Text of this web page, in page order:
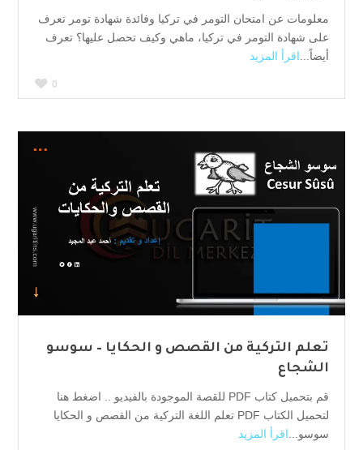
معلومات عن امتحان التومر في تركيا وفائدة شهادة تومر تعرف
على شهادة التومر في تركيا، ماهي وكيف تحصل عليها؟ تعرف
أيضاً...اقرأ المزيد
0
تعلم التركية من القصص و الحكايا – سوسو
الشجاع
قم بتحميل كتاب PDF للقصة الموجودة بالفيديو .. اضغط هنا
لتحميل الكتاب PDF تعلم اللغة التركية من القصص و الحكايا
سوسو...اقرأ المزيد